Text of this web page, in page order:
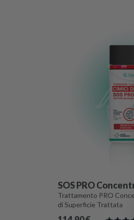
SOS PRO
Trattamento PRO
di Superficie Trattata